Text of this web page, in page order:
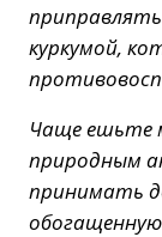
куркумой,
Чаще ешьте
природным
принимать